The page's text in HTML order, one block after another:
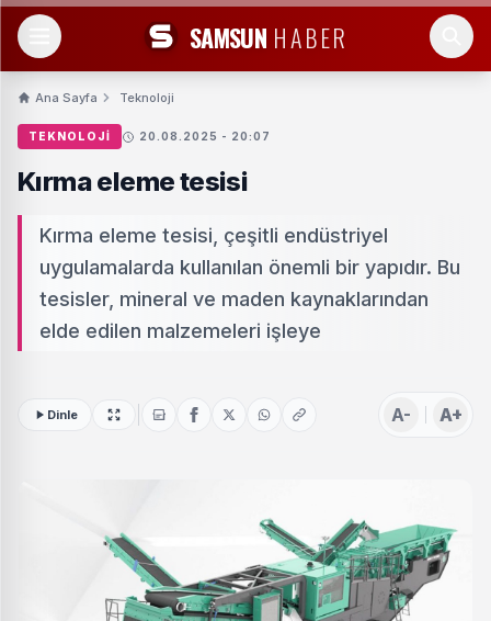
SAMSUN HABER
Ana Sayfa Teknoloji
TEKNOLOJI 20.08.2025 - 20:07
Kırma eleme tesisi
Kırma eleme tesisi, çeşitli endüstriyel
uygulamalarda kullanılan önemli bir yapıdır. Bu
tesisler, mineral ve maden kaynaklarından
elde edilen malzemeleri işleye
Dinle A- A+